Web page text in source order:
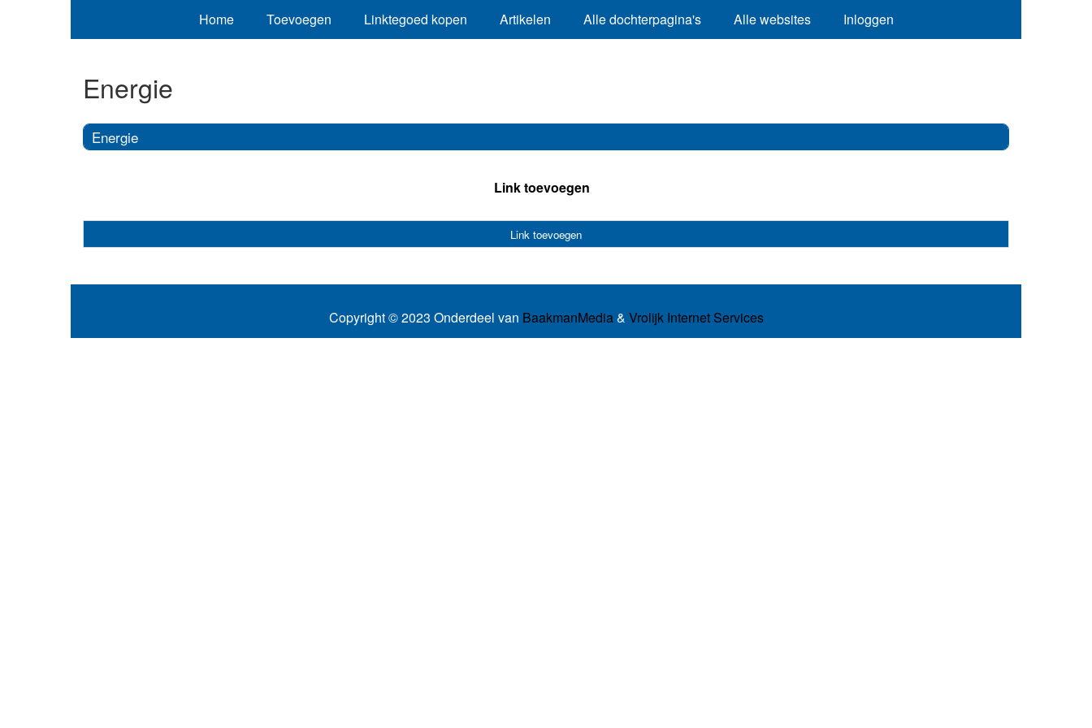
Home Toevoegen Linktegoed kopen Artikelen Alle dochterpagina's Alle websites Inloggen
Energie
Energie
Link toevoegen
Link toevoegen
Copyright © 2023 Onderdeel van BaakmanMedia& Vrolijk Internet Services